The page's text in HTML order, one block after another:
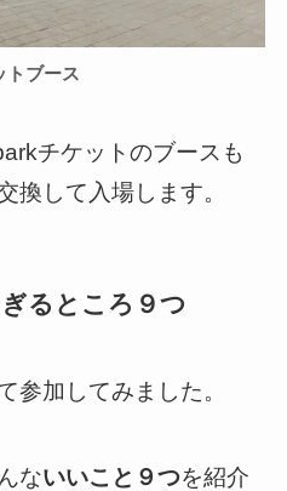
トブース
チケットのブースも
換して入場します。
るところ９つ
参加してみました。
ないいこと９つを紹介